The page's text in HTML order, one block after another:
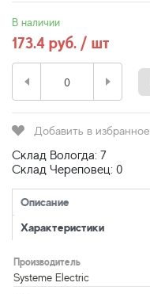
В наличии
173.4 руб. / шт
Добавить в избранное
Склад Вологда: 7
Склад Череповец: 0
Описание
Характеристики
Производитель
Systeme Electric